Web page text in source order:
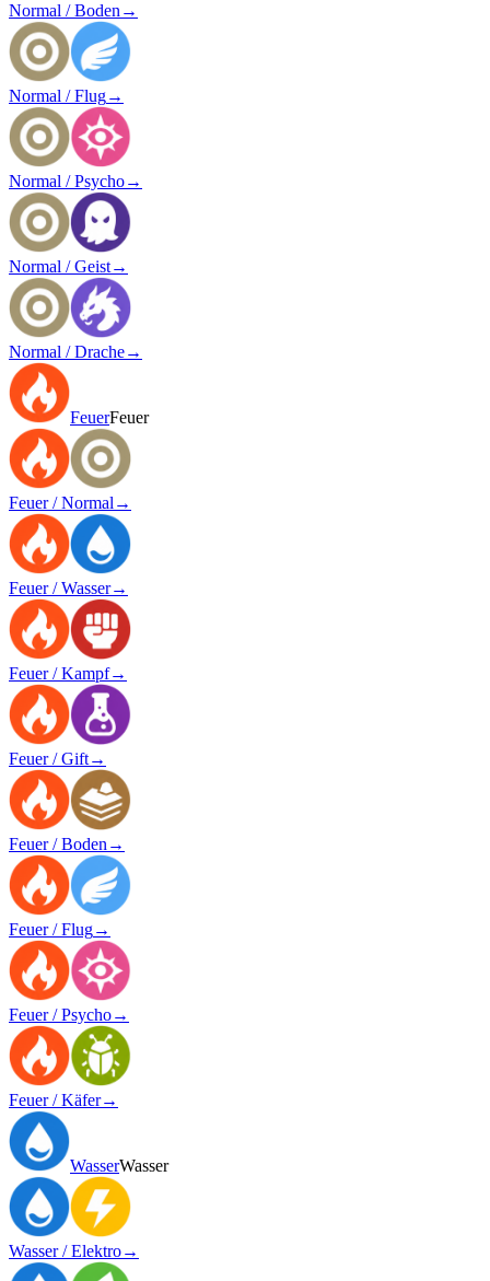
Normal / Boden →
Normal / Flug→
Normal / Psycho→
Normal / Geist→
Normal / Drache→
FeuerFeuer
Feuer / Normal →
Feuer / Wasser→
Feuer / Kampf→
Feuer / Gift→
Feuer / Boden →
Feuer / Flug→
Feuer / Psycho→
Feuer / Käfer→
WasserWasser
Wasser / Elektro→